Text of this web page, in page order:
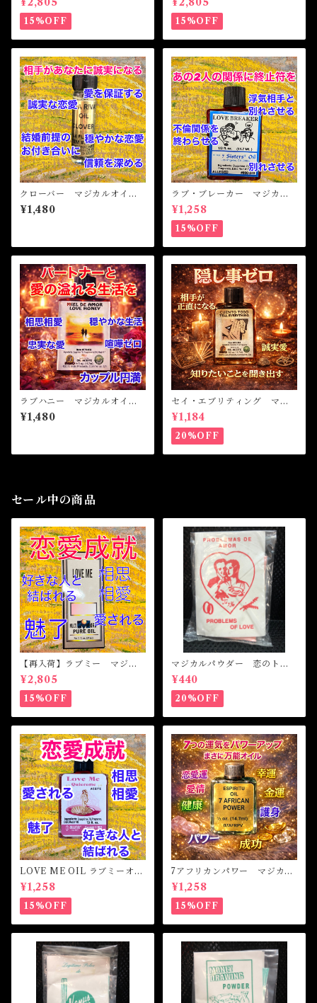
Me Magical Oil
15%OFF
BUDDHA Magical Oil
15%OFF
クローバー マジカルオイ
ル・魔女 CLOVER Magica
l Oil
¥1,480
ラブ・ブレーカー マジカル
オイル・魔女オイル LOVE
BREAKER Magicak Oil
¥1,258
15%OFF
ラブハニー マジカルオイ
ル・魔女オイル LOVE HO
NEY Magical Oil
¥1,480
セイ・エブリティング マジ
カルオイル・魔女オイル SA
Y EVERYTHING Magical
Oil
¥1,184
20%OFF
セール中の商品
【再入荷】ラブミー マジカ
ルオイル・魔女オイル Love
Me Magical Oil
¥2,805
15%OFF
マジカルパウダー 恋のトラ
ブル Magical Powder PR
OBLEM OF LOVE
¥440
20%OFF
LOVE ME OIL ラブミーオイ
ル -相思相愛・愛される-
¥1,258
15%OFF
7アフリカンパワー マジカル
オイル・魔女オイル 7AFRI
CAN POWERS Magical Oil
¥1,258
15%OFF